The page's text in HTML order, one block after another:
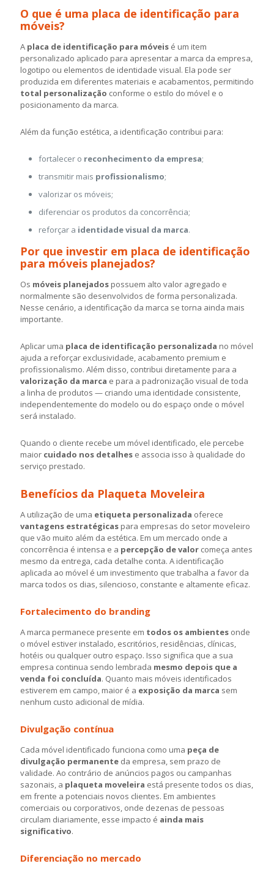
O que é uma placa de identificação para
móveis?
A placa de identificação para móveis é um item
personalizado aplicado para apresentar a marca da empresa,
logotipo ou elementos de identidade visual. Ela pode ser
produzida em diferentes materiais e acabamentos, permitindo
total personalização conforme o estilo do móvel e o
posicionamento da marca.
Além da função estética, a identificação contribui para:
fortalecer o reconhecimento da empresa;
transmitir mais profissionalismo;
valorizar os móveis;
diferenciar os produtos da concorrência;
reforçar a identidade visual da marca.
Por que investir em placa de identificação
para móveis planejados?
Os móveis planejados possuem alto valor agregado e
normalmente são desenvolvidos de forma personalizada.
Nesse cenário, a identificação da marca se torna ainda mais
importante.
Aplicar uma placa de identificação personalizada no móvel
ajuda a reforçar exclusividade, acabamento premium e
profissionalismo. Além disso, contribui diretamente para a
valorização da marca e para a padronização visual de toda
a linha de produtos — criando uma identidade consistente,
independentemente do modelo ou do espaço onde o móvel
será instalado.
Quando o cliente recebe um móvel identificado, ele percebe
maior cuidado nos detalhes e associa isso à qualidade do
serviço prestado.
Benefícios da Plaqueta Moveleira
A utilização de uma etiqueta personalizada oferece
vantagens estratégicas para empresas do setor moveleiro
que vão muito além da estética. Em um mercado onde a
concorrência é intensa e a percepção de valor começa antes
mesmo da entrega, cada detalhe conta. A identificação
aplicada ao móvel é um investimento que trabalha a favor da
marca todos os dias, silencioso, constante e altamente eficaz.
Fortalecimento do branding
A marca permanece presente em todos os ambientes onde
o móvel estiver instalado, escritórios, residências, clínicas,
hotéis ou qualquer outro espaço. Isso significa que a sua
empresa continua sendo lembrada mesmo depois que a
venda foi concluída. Quanto mais móveis identificados
estiverem em campo, maior é a exposição da marca sem
nenhum custo adicional de mídia.
Divulgação contínua
Cada móvel identificado funciona como uma peça de
divulgação permanente da empresa, sem prazo de
validade. Ao contrário de anúncios pagos ou campanhas
sazonais, a plaqueta moveleira está presente todos os dias,
em frente a potenciais novos clientes. Em ambientes
comerciais ou corporativos, onde dezenas de pessoas
circulam diariamente, esse impacto é ainda mais
significativo.
Diferenciação no mercado